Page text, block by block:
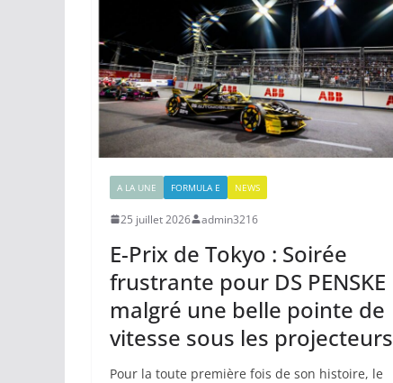
A LA UNE FORMULA E NEWS
25 juillet 2026 admin3216
E-Prix de Tokyo : Soirée
frustrante pour DS PENSKE
malgré une belle pointe de
vitesse sous les projecteurs
Pour la toute première fois de son histoire, le